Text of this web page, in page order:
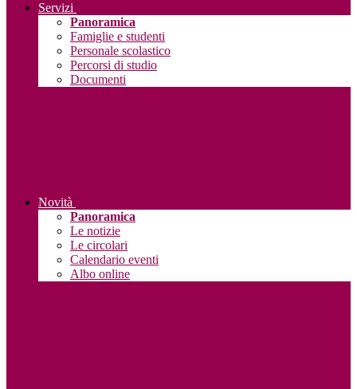
Servizi
Panoramica
Famiglie e studenti
Personale scolastico
Percorsi di studio
Documenti
Novità
Panoramica
Le notizie
Le circolari
Calendario eventi
Albo online